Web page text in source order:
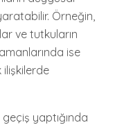
Örneğin,
ve tutkuların
ise
ilişkilerde
yaptığında